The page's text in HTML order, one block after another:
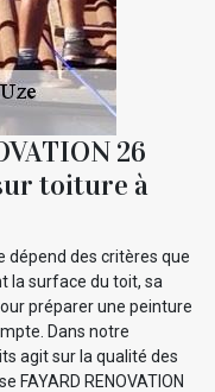
26
toiture à
dépend des critères que
la surface du toit, sa
préparer une peinture
Dans notre
agit sur la qualité des
FAYARD RENOVATION